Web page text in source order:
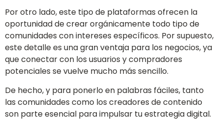
Por otro lado, este tipo de plataformas ofrecen la
oportunidad de crear orgánicamente todo tipo de
comunidades con intereses específicos. Por supuesto,
este detalle es una gran ventaja para los negocios, ya
que conectar con los usuarios y compradores
potenciales se vuelve mucho más sencillo.
De hecho, y para ponerlo en palabras fáciles, tanto
las comunidades como los creadores de contenido
son parte esencial para impulsar tu estrategia digital.